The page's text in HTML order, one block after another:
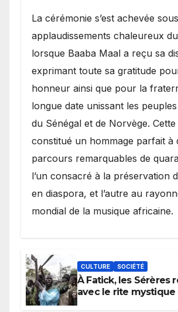
​La cérémonie s’est achevée
applaudissements chaleureux
lorsque Baaba Maal a reçu sa
exprimant toute sa gratitude
honneur ainsi que pour la
longue date unissant les
du Sénégal et de Norvège.
constitué un hommage parfait à
parcours remarquables de
l’un consacré à la préservation
en diaspora, et l’autre au
mondial de la musique africaine.
CULTURE SOCIÉTÉ
À Fatick, les Sérères
avec le rite mystique